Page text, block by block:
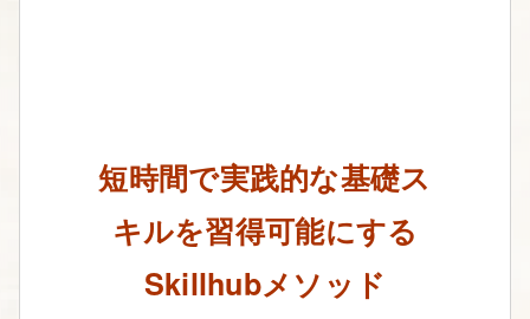
短時間で実践的な基礎ス
キルを習得可能にする
Skillhubメソッド